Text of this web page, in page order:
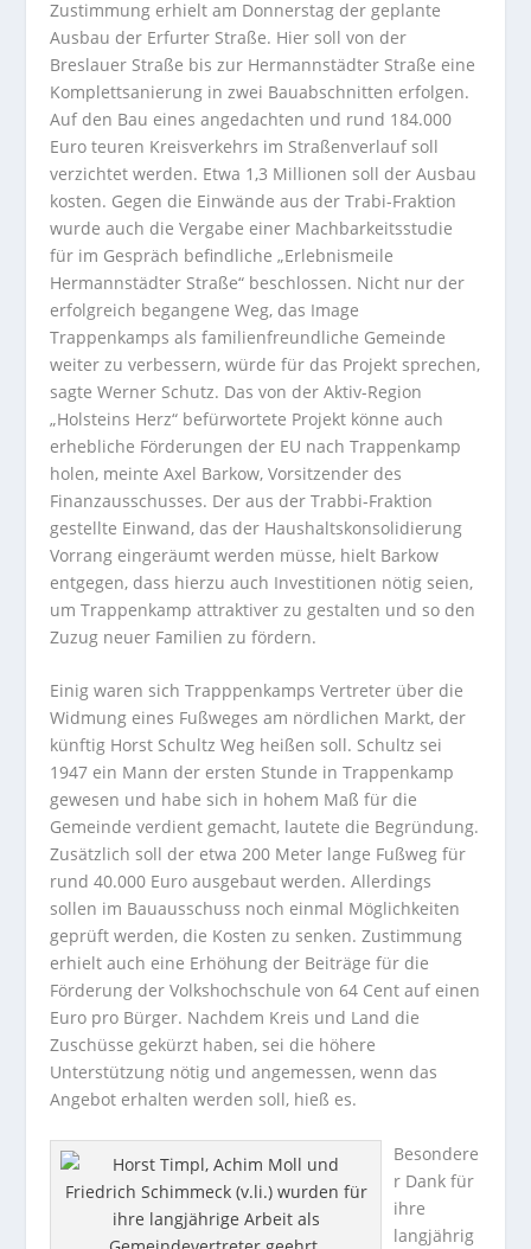
Zustimmung erhielt am Donnerstag der geplante
Ausbau der Erfurter Straße. Hier soll von der
Breslauer Straße bis zur Hermannstädter Straße eine
Komplettsanierung in zwei Bauabschnitten erfolgen.
Auf den Bau eines angedachten und rund 184.000
Euro teuren Kreisverkehrs im Straßenverlauf soll
verzichtet werden. Etwa 1,3 Millionen soll der Ausbau
kosten. Gegen die Einwände aus der Trabi-Fraktion
wurde auch die Vergabe einer Machbarkeitsstudie
für im Gespräch befindliche „Erlebnismeile
Hermannstädter Straße“ beschlossen. Nicht nur der
erfolgreich begangene Weg, das Image
Trappenkamps als familienfreundliche Gemeinde
weiter zu verbessern, würde für das Projekt sprechen,
sagte Werner Schutz. Das von der Aktiv-Region
„Holsteins Herz“ befürwortete Projekt könne auch
erhebliche Förderungen der EU nach Trappenkamp
holen, meinte Axel Barkow, Vorsitzender des
Finanzausschusses. Der aus der Trabbi-Fraktion
gestellte Einwand, das der Haushaltskonsolidierung
Vorrang eingeräumt werden müsse, hielt Barkow
entgegen, dass hierzu auch Investitionen nötig seien,
um Trappenkamp attraktiver zu gestalten und so den
Zuzug neuer Familien zu fördern.
Einig waren sich Trapppenkamps Vertreter über die
Widmung eines Fußweges am nördlichen Markt, der
künftig Horst Schultz Weg heißen soll. Schultz sei
1947 ein Mann der ersten Stunde in Trappenkamp
gewesen und habe sich in hohem Maß für die
Gemeinde verdient gemacht, lautete die Begründung.
Zusätzlich soll der etwa 200 Meter lange Fußweg für
rund 40.000 Euro ausgebaut werden. Allerdings
sollen im Bauausschuss noch einmal Möglichkeiten
geprüft werden, die Kosten zu senken. Zustimmung
erhielt auch eine Erhöhung der Beiträge für die
Förderung der Volkshochschule von 64 Cent auf einen
Euro pro Bürger. Nachdem Kreis und Land die
Zuschüsse gekürzt haben, sei die höhere
Unterstützung nötig und angemessen, wenn das
Angebot erhalten werden soll, hieß es.
Besondere
r Dank für
ihre
langjährig